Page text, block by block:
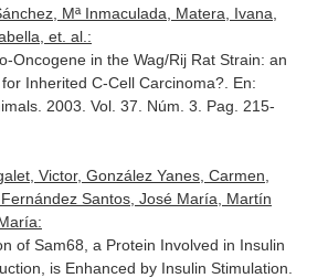
Mª Inmaculada, Matera, Ivana,
et. al.:
Oncogene in the Wag/Rij Rat Strain: an
Inherited C-Cell Carcinoma?. En:
. 2003. Vol. 37. Núm. 3. Pag. 215-
Victor, González Yanes, Carmen,
Santos, José María, Martín
of Sam68, a Protein Involved in Insulin
is Enhanced by Insulin Stimulation.